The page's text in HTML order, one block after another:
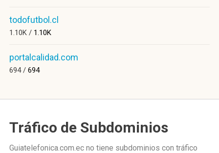
todofutbol.cl
1.10K / 1.10K
portalcalidad.com
694 / 694
Tráfico de Subdominios
Guiatelefonica.com.ec no tiene subdominios con tráfico